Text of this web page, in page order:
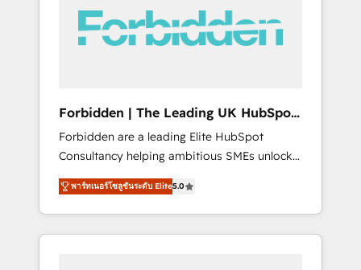
Shopify, Oneflow. 💻 Développements
custom : CRM UI Extensions (React),
B2B, Immobilier, Viticulture, Finance. 🚀 Nos
livrables : migration sécurisée,
implémentation Marketing + Sales + Service
Hub, synchronisation ERP ↔ HubSpot temps
réel, formation équipes. 🏆 +350 projets
livrés. Accrédités HubSpot CRM
Implementation, Data Migration & Custom
Forbidden | The Leading UK HubSpot
Consultancy
Forbidden are a leading Elite HubSpot
Consultancy helping ambitious SMEs unlock
the full potential of HubSpot. Too many
businesses invest in HubSpot but never see
the ROI they expected due to poor adoption,
messy data, and disconnected teams getting
พาร์ทเนอร์โซลูชันระดับ Elite5.0